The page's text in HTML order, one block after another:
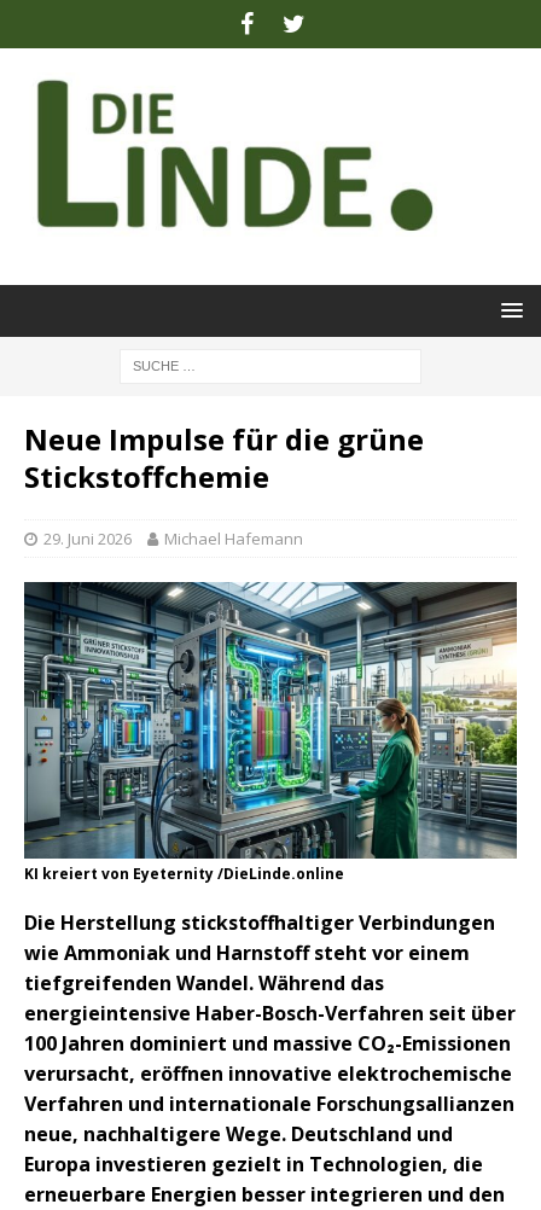
Neue Impulse für die grüne
Stickstoffchemie
29. Juni 2026 Michael Hafemann
KI kreiert von Eyeternity /DieLinde.online
Die Herstellung stickstoffhaltiger Verbindungen
wie Ammoniak und Harnstoff steht vor einem
tiefgreifenden Wandel. Während das
energieintensive Haber-Bosch-Verfahren seit über
100 Jahren dominiert und massive CO₂-Emissionen
verursacht, eröffnen innovative elektrochemische
Verfahren und internationale Forschungsallianzen
neue, nachhaltigere Wege. Deutschland und
Europa investieren gezielt in Technologien, die
erneuerbare Energien besser integrieren und den